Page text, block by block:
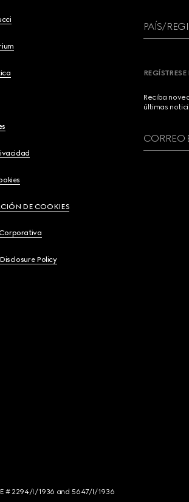
DE COOKIES
Policy
PAÍS/
Reciba
últimas
CORREO
# 2294/I/1936 and 5647/I/1936